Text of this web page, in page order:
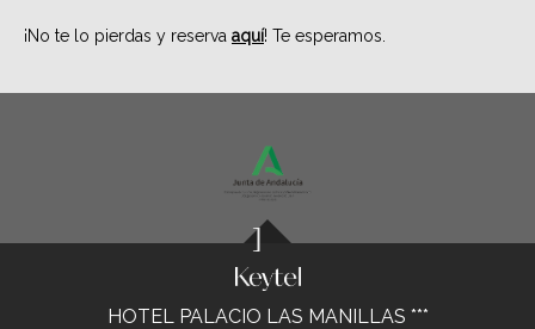
¡No te lo pierdas y reserva aquí! Te esperamos.
HOTEL PALACIO LAS MANILLAS